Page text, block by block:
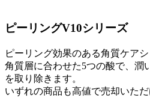
ピーリングV10シリーズ
ピーリング効果のある角質ケアシ
角質層に合わせた5つの酸で、潤
を取り除きます。
いずれの商品も高値で売却いた